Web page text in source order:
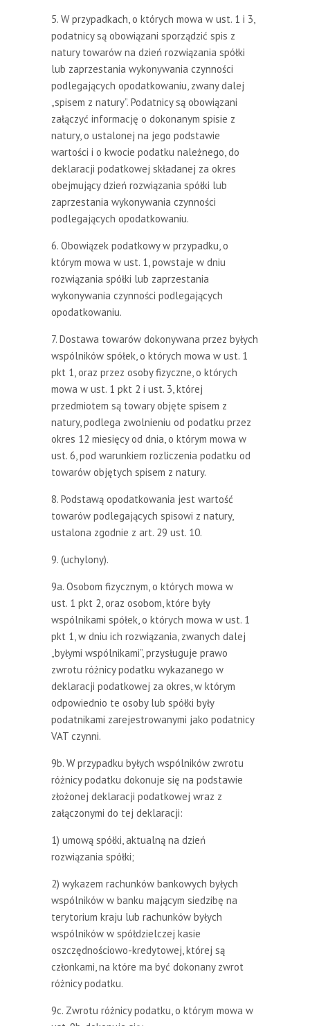
5. W przypadkach, o których mowa w ust. 1 i 3,
podatnicy są obowiązani sporządzić spis z
natury towarów na dzień rozwiązania spółki
lub zaprzestania wykonywania czynności
podlegających opodatkowaniu, zwany dalej
„spisem z natury”. Podatnicy są obowiązani
załączyć informację o dokonanym spisie z
natury, o ustalonej na jego podstawie
wartości i o kwocie podatku należnego, do
deklaracji podatkowej składanej za okres
obejmujący dzień rozwiązania spółki lub
zaprzestania wykonywania czynności
podlegających opodatkowaniu.
6. Obowiązek podatkowy w przypadku, o
którym mowa w ust. 1, powstaje w dniu
rozwiązania spółki lub zaprzestania
wykonywania czynności podlegających
opodatkowaniu.
7. Dostawa towarów dokonywana przez byłych
wspólników spółek, o których mowa w ust. 1
pkt 1, oraz przez osoby fizyczne, o których
mowa w ust. 1 pkt 2 i ust. 3, której
przedmiotem są towary objęte spisem z
natury, podlega zwolnieniu od podatku przez
okres 12 miesięcy od dnia, o którym mowa w
ust. 6, pod warunkiem rozliczenia podatku od
towarów objętych spisem z natury.
8. Podstawą opodatkowania jest wartość
towarów podlegających spisowi z natury,
ustalona zgodnie z art. 29 ust. 10.
9. (uchylony).
9a. Osobom fizycznym, o których mowa w
ust. 1 pkt 2, oraz osobom, które były
wspólnikami spółek, o których mowa w ust. 1
pkt 1, w dniu ich rozwiązania, zwanych dalej
„byłymi wspólnikami”, przysługuje prawo
zwrotu różnicy podatku wykazanego w
deklaracji podatkowej za okres, w którym
odpowiednio te osoby lub spółki były
podatnikami zarejestrowanymi jako podatnicy
VAT czynni.
9b. W przypadku byłych wspólników zwrotu
różnicy podatku dokonuje się na podstawie
złożonej deklaracji podatkowej wraz z
załączonymi do tej deklaracji:
1) umową spółki, aktualną na dzień
rozwiązania spółki;
2) wykazem rachunków bankowych byłych
wspólników w banku mającym siedzibę na
terytorium kraju lub rachunków byłych
wspólników w spółdzielczej kasie
oszczędnościowo-kredytowej, której są
członkami, na które ma być dokonany zwrot
różnicy podatku.
9c. Zwrotu różnicy podatku, o którym mowa w